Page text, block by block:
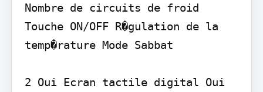
Nombre de circuits de froid
Touche ON/OFF R�gulation de la
temp�rature Mode Sabbat
2 Oui Ecran tactile digital Oui